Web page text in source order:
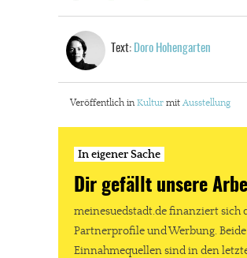
Text: Doro Hohengarten
Veröffentlich in Kultur mitAusstellung
In eigener Sache
Dir gefällt unsere
meinesuedstadt.de finanziert sich
Partnerprofile und Werbung. Beide
Einnahmequellen sind in den